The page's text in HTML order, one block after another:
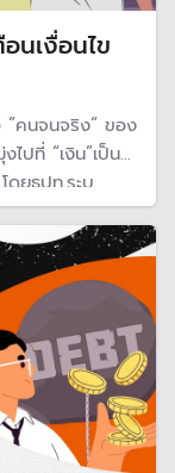
นเงื่อนไข
”คนจนจริง“ ของ
ปที่ “เงิน”เป็น
ดยธปท.ระบุ
นจนตกหล่น
ปัญหาเช่นเดียว